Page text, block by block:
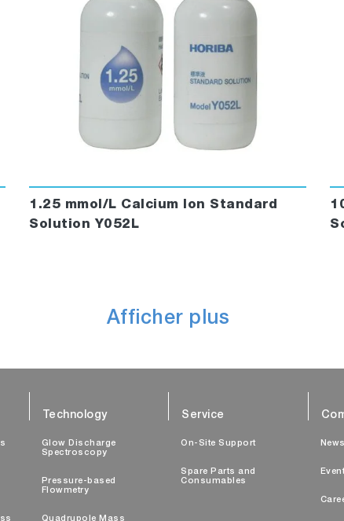
1.25 mmol/L Calcium Ion Standard
Solution Y052L
Afficher plus
Technology
Glow Discharge
Spectroscopy
Pressure-based
Flowmetry
Quadrupole Mass
Service
On-Site Support
Spare Parts and
Consumables